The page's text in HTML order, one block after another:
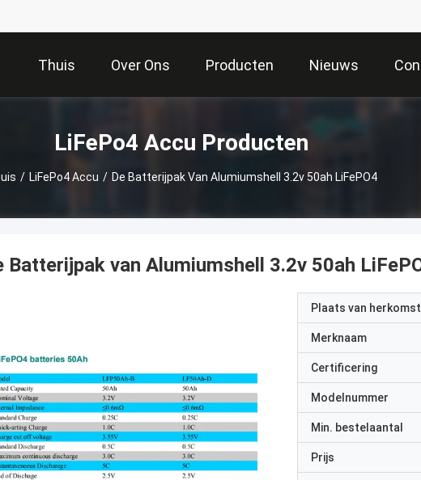
Thuis Over Ons Producten Nieuws
LiFePo4 Accu Producten
/ LiFePo4 Accu / De Batterijpak Van Alumiumshell 3.2v 50ah LiFePO4
Batterijpak van Alumiumshell 3.2v 50ah
Plaats van herkomst
Merknaam
Certificering
Modelnummer
Min. bestelaantal
Prijs